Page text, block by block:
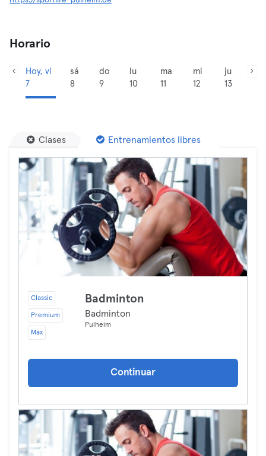
Horario
Hoy, vi
7
sá
8
do
9
lu
10
ma
11
mi
12
ju
13
Clases Entrenamientos libres
Classic
Premium
Max
Badminton
Badminton
Pulheim
Continuar